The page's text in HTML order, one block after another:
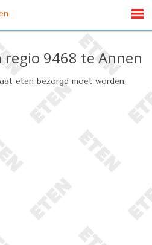
regio 9468 te Annen
eten bezorgd moet worden.